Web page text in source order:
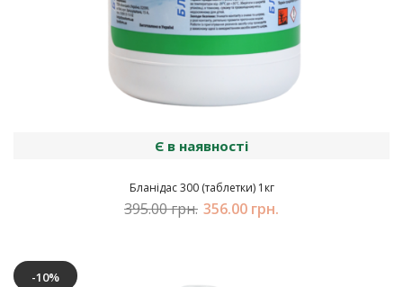
Є в наявності
Бланідас 300 (таблетки) 1кг
395.00 грн. 356.00 грн.
-10%